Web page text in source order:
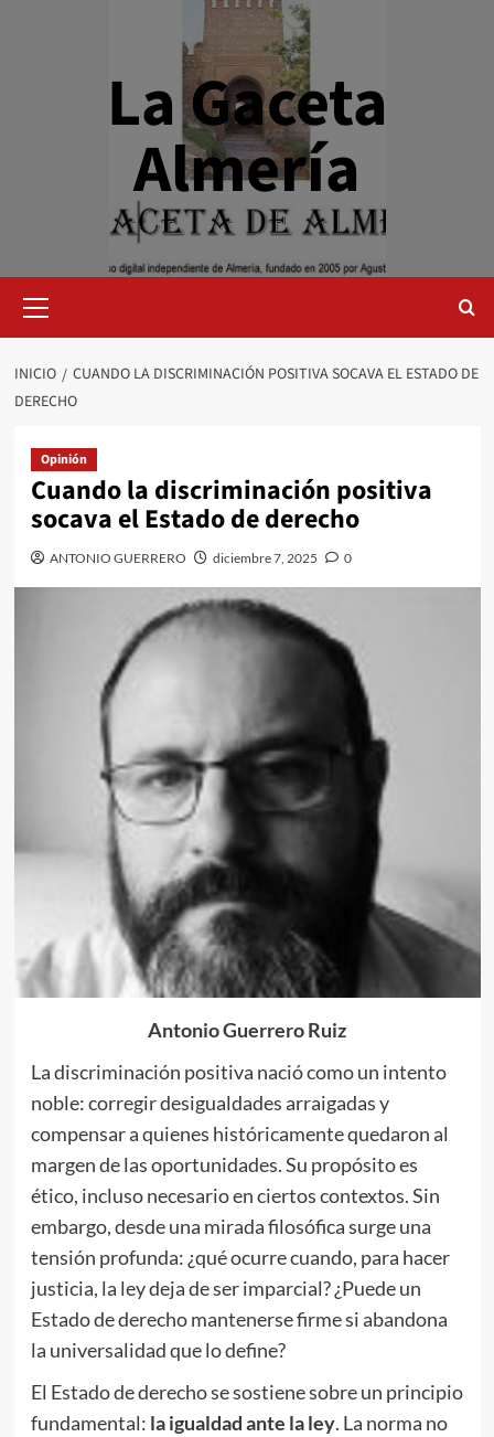
La Gaceta
Almería
primario
INICIO
CUANDO LA DISCRIMINACIÓN POSITIVA SOCAVA EL ESTADO DE
DERECHO
Opinión
Cuando la discriminación positiva
socava el Estado de derecho
ANTONIO GUERRERO diciembre 7, 2025 0
Antonio Guerrero Ruiz
La discriminación positiva nació como un intento
noble: corregir desigualdades arraigadas y
compensar a quienes históricamente quedaron al
margen de las oportunidades. Su propósito es
ético, incluso necesario en ciertos contextos. Sin
embargo, desde una mirada filosófica surge una
tensión profunda: ¿qué ocurre cuando, para hacer
justicia, la ley deja de ser imparcial? ¿Puede un
Estado de derecho mantenerse firme si abandona
la universalidad que lo define?
El Estado de derecho se sostiene sobre un principio
fundamental: la igualdad ante la ley. La norma no